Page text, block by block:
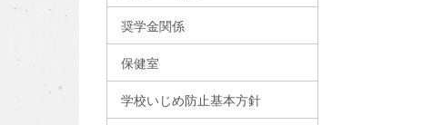
奨学金関係
保健室
学校いじめ防止基本方針